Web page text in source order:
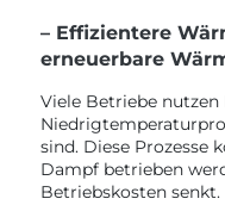
– Effizientere
erneuerbare
Viele Betriebe
sind. Diese Prozesse
Dampf betrieben
Betriebskosten senkt.